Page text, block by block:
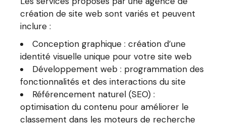
création de site web sont variés et peuvent
inclure :
Conception graphique : création d’une
identité visuelle unique pour votre site web
Développement web : programmation des
fonctionnalités et des interactions du site
Référencement naturel (SEO) :
optimisation du contenu pour améliorer le
classement dans les moteurs de recherche